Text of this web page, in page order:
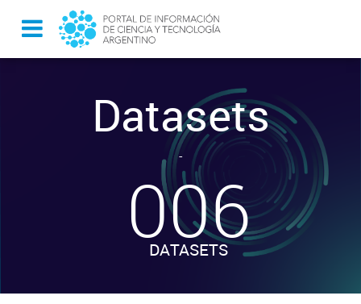
Datasets
-
006
DATASETS